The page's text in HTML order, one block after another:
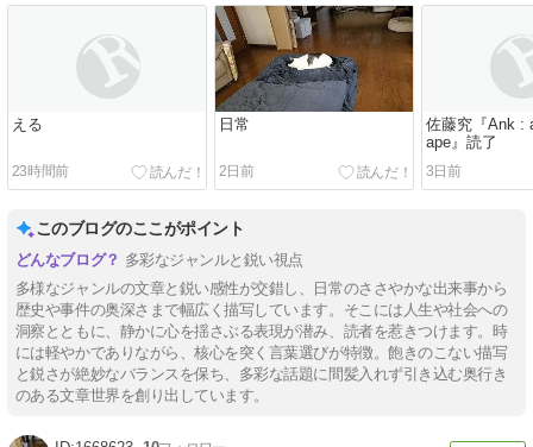
える
23時間前
日常
2日前
佐藤究『Ank :
ape』読了
3日前
このブログのここがポイント
多彩なジャンルと鋭い視点
多様なジャンルの文章と鋭い感性が交錯し、日常のささやかな出来事から
歴史や事件の奥深さまで幅広く描写しています。そこには人生や社会への
洞察とともに、静かに心を揺さぶる表現が潜み、読者を惹きつけます。時
には軽やかでありながら、核心を突く言葉選びが特徴。飽きのこない描写
と鋭さが絶妙なバランスを保ち、多彩な話題に間髪入れず引き込む奥行き
のある文章世界を創り出しています。